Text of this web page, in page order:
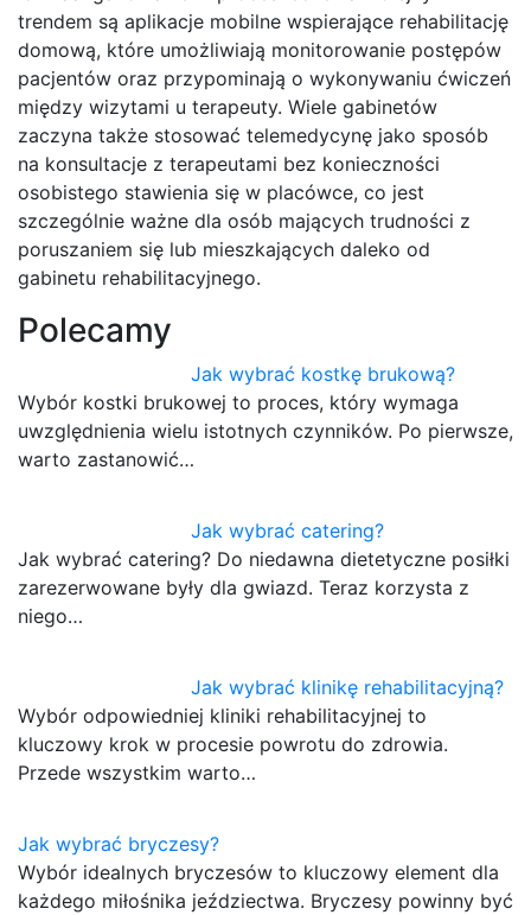
trendem są aplikacje mobilne wspierające rehabilitację
domową, które umożliwiają monitorowanie postępów
pacjentów oraz przypominają o wykonywaniu ćwiczeń
między wizytami u terapeuty. Wiele gabinetów
zaczyna także stosować telemedycynę jako sposób
na konsultacje z terapeutami bez konieczności
osobistego stawienia się w placówce, co jest
szczególnie ważne dla osób mających trudności z
poruszaniem się lub mieszkających daleko od
gabinetu rehabilitacyjnego.
Polecamy
Jak wybrać kostkę brukową?
Wybór kostki brukowej to proces, który wymaga
uwzględnienia wielu istotnych czynników. Po pierwsze,
warto zastanowić…
Jak wybrać catering?
Jak wybrać catering? Do niedawna dietetyczne posiłki
zarezerwowane były dla gwiazd. Teraz korzysta z
niego…
Jak wybrać klinikę rehabilitacyjną?
Wybór odpowiedniej kliniki rehabilitacyjnej to
kluczowy krok w procesie powrotu do zdrowia.
Przede wszystkim warto…
Jak wybrać bryczesy?
Wybór idealnych bryczesów to kluczowy element dla
każdego miłośnika jeździectwa. Bryczesy powinny być